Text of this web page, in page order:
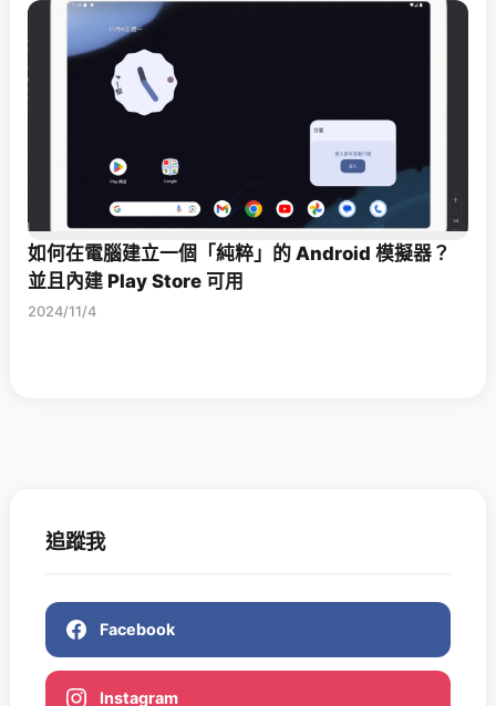
如何在電腦建立一個「純粹」的 Android 模擬器？
並且內建 Play Store 可用
2024/11/4
追蹤我
Facebook
Instagram